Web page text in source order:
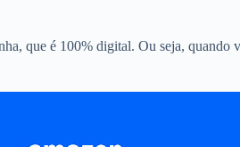
que é 100% digital. Ou seja,